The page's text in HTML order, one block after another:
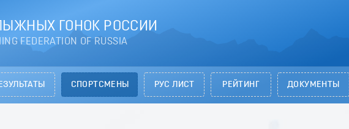
ГОНОК РОССИИ
FEDERATION OF RUSSIA
СПОРТСМЕНЫ РУС ЛИСТ РЕЙТИНГ ДОКУМЕНТЫ